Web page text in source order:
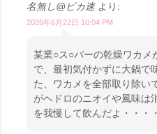
名無し@ピカ速 より:
2026年6月22日 10:04 PM
某業○ス○パーの乾燥ワカメ
で、最初気付かずに大鍋で
た、ワカメを全部取り除い
がヘドロのニオイや風味は
を我慢して飲んだよ・・・